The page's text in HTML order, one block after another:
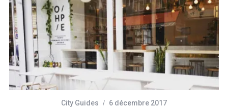
City Guides 6 décembre 2017